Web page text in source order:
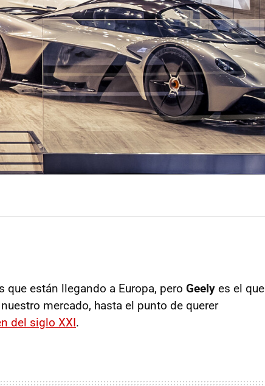
están llegando a Europa, pero Geely es el que
mercado, hasta el punto de querer
del siglo XXI.